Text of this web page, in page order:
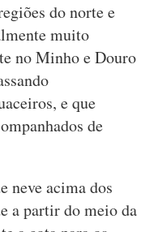
do norte e
muito
no Minho e Douro
e que
de
neve acima dos
a partir do meio da